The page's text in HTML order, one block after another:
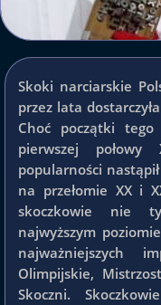
Skoki narciarskie
przez lata
Choć początki
pierwszej
popularności
na przełomie XX i
skoczkowie nie
najwyższym
najważniejszych
Olimpijskie,
Skoczni.